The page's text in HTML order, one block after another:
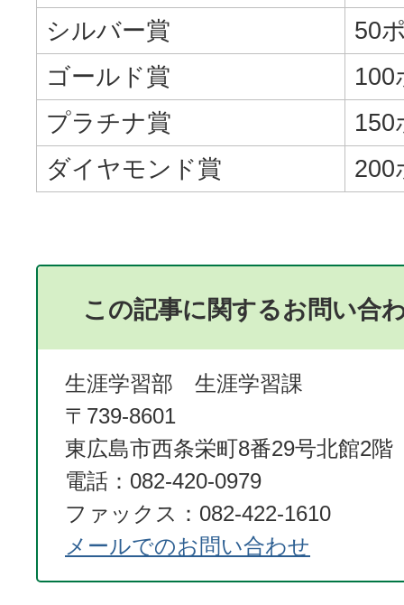
シルバー賞
50
ゴールド賞
100
プラチナ賞
150
ダイヤモンド賞
200
この記事に関するお問い合
生涯学習部 生涯学習課
〒739-8601
東広島市西条栄町8番29号北館2階
電話：082-420-0979
ファックス：082-422-1610
メールでのお問い合わせ